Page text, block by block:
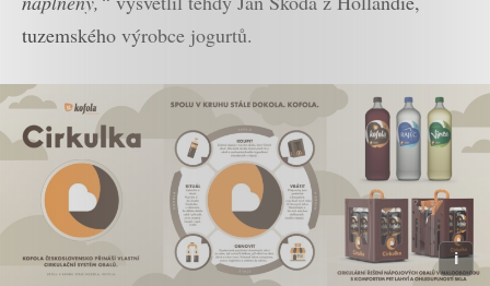
tuzemského výrobce jogurtů.